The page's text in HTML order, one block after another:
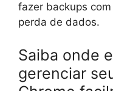
fazer backups
perda de dados.
Saiba onde
gerenciar